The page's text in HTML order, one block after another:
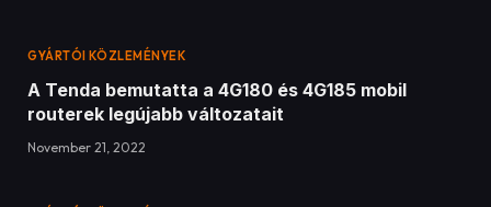
GYÁRTÓI KÖZLEMÉNYEK
A Tenda bemutatta a 4G180 és 4G185 mobil
routerek legújabb változatait
November 21, 2022